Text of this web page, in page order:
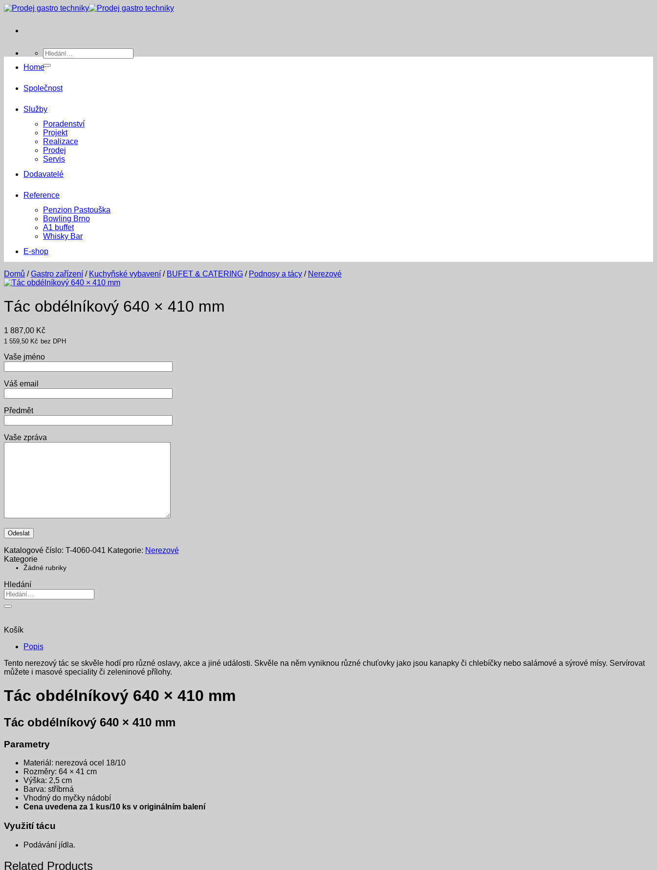
Přeskočit
Hledat:
Home
Společnost
Služby
Poradenství
Projekt
Realizace
Prodej
Servis
Dodavatelé
Reference
Penzion Pastouška
Bowling Brno
A1 buffet
Whisky Bar
E-shop
Domů / Gastro zařízení / Kuchyňské vybavení / BUFET & CATERING / Podnosy a tácy / Nerezové
Tác obdélníkový 640 × 410 mm
1 887,00 Kč
1 559,50 Kč bez DPH
Vaše jméno
Váš email
Předmět
Vaše zpráva
Katalogové číslo: T-4060-041 Kategorie: Nerezové
Kategorie
Žádné rubriky
Hledání
Hledat:
Košík
Popis
Tento nerezový tác se skvěle hodí pro různé oslavy, akce a jiné události. Skvěle na něm vyniknou různé chuťovky jako jsou kanapky či chlebíčky nebo salámové a sýrové mísy. Servírovat
můžete i masové speciality či zeleninové přílohy.
Tác obdélníkový 640 × 410 mm
Tác obdélníkový 640 × 410 mm
Parametry
Materiál: nerezová ocel 18/10
Rozměry: 64 × 41 cm
Výška: 2,5 cm
Barva: stříbrná
Vhodný do myčky nádobí
Cena uvedena za 1 kus/10 ks v originálním balení
Využití tácu
Podávání jídla.
Related Products